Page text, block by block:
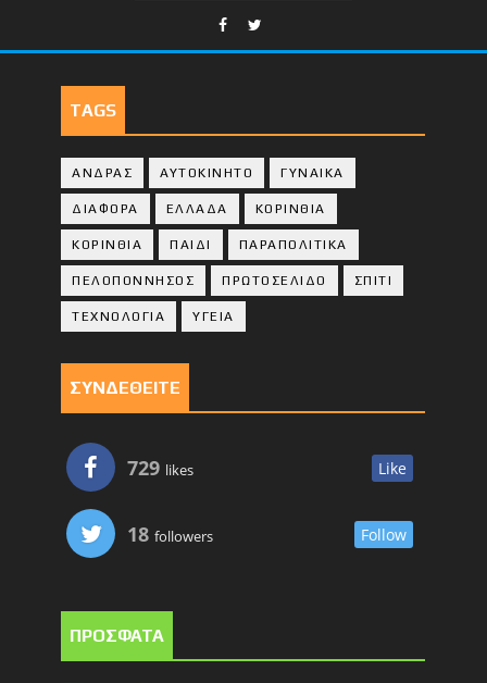
TAGS
ΑΝΔΡΑΣ ΑΥΤΟΚΙΝΗΤΟ ΓΥΝΑΙΚΑ
ΔΙΑΦΟΡΑ ΕΛΛΑΔΑ ΚΟΡΙΝΘΙΑ
ΚΟΡΙΝΘΙA ΠΑΙΔΙ ΠΑΡΑΠΟΛΙΤΙΚΑ
ΠΕΛΟΠΟΝΝΗΣΟΣ ΠΡΩΤΟΣΕΛΙΔΟ ΣΠΙΤΙ
ΤΕΧΝΟΛΟΓΙΑ ΥΓΕΙΑ
ΣΥΝΔΕΘΕΙΤΕ
729 likes Like
18 followers Follow
ΠΡΟΣΦΑΤΑ